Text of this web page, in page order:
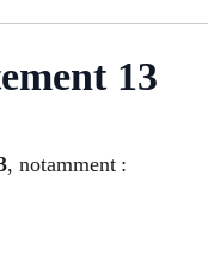
13
, notamment :